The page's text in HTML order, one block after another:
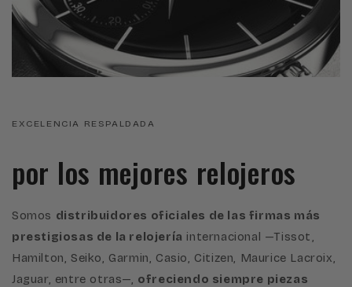
EXCELENCIA RESPALDADA
por los mejores relojeros
Somos distribuidores oficiales de las firmas más
prestigiosas de la relojería internacional —Tissot,
Hamilton, Seiko, Garmin, Casio, Citizen, Maurice Lacroix,
Jaguar, entre otras—, ofreciendo siempre piezas